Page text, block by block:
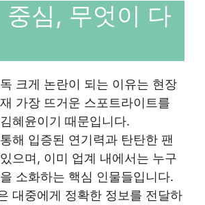
중심, 무엇이 다
크게 논란이 되는 이유는 현장
가장 뜨거운 스포트라이트를
혜윤이기 때문입니다.
해 입증된 연기력과 탄탄한 팬
으며, 이미 업계 내에서는 누구
소화하는 핵심 인물들입니다.
대중에게 정확한 정보를 전달하